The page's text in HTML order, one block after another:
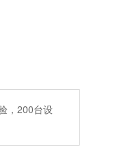
，200台设